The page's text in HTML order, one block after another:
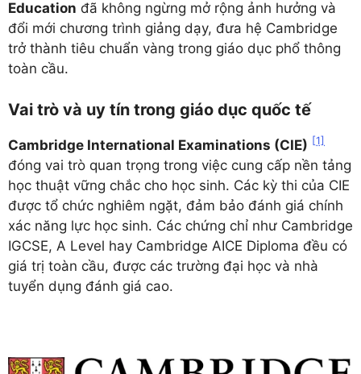
Education đã không ngừng mở rộng ảnh hưởng và
đổi mới chương trình giảng dạy, đưa hệ Cambridge
trở thành tiêu chuẩn vàng trong giáo dục phổ thông
toàn cầu.
Vai trò và uy tín trong giáo dục quốc tế
Cambridge International Examinations (CIE) [1]
đóng vai trò quan trọng trong việc cung cấp nền tảng
học thuật vững chắc cho học sinh. Các kỳ thi của CIE
được tổ chức nghiêm ngặt, đảm bảo đánh giá chính
xác năng lực học sinh. Các chứng chỉ như Cambridge
IGCSE, A Level hay Cambridge AICE Diploma đều có
giá trị toàn cầu, được các trường đại học và nhà
tuyển dụng đánh giá cao.